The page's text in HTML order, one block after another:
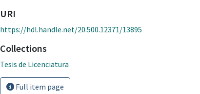
URI
https://hdl.handle.net/20.500.12371/13895
Collections
Tesis de Licenciatura
Full item page